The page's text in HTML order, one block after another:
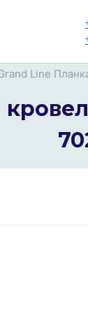
Line